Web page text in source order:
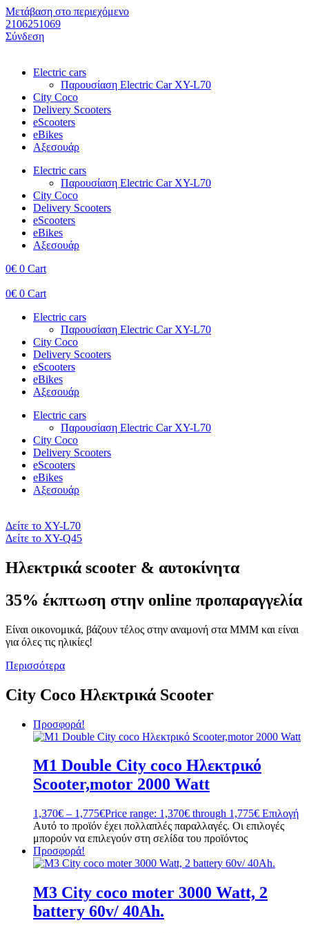
Μετάβαση στο περιεχόμενο
2106251069​
Σύνδεση
Electric cars
Παρουσίαση Electric Car XY-L70
City Coco
Delivery Scooters
eScooters
eBikes
Αξεσουάρ
Electric cars
Παρουσίαση Electric Car XY-L70
City Coco
Delivery Scooters
eScooters
eBikes
Αξεσουάρ
0€ 0 Cart
0€ 0 Cart
Electric cars
Παρουσίαση Electric Car XY-L70
City Coco
Delivery Scooters
eScooters
eBikes
Αξεσουάρ
Electric cars
Παρουσίαση Electric Car XY-L70
City Coco
Delivery Scooters
eScooters
eBikes
Αξεσουάρ
Δείτε το XY-L70
Δείτε το XY-Q45
Ηλεκτρικά scooter & αυτοκίνητα
35% έκπτωση στην online προπαραγγελία
Είναι οικονομικά, βάζουν τέλος στην αναμονή στα ΜΜΜ και είναι
για όλες τις ηλικίες!
Περισσότερα
City Coco Ηλεκτρικά Scooter
Προσφορά!
M1 Double City coco Ηλεκτρικό
Scooter,motor 2000 Watt
1,370€ – 1,775€Price range: 1,370€ through 1,775€ Επιλογή
Αυτό το προϊόν έχει πολλαπλές παραλλαγές. Οι επιλογές
μπορούν να επιλεγούν στη σελίδα του προϊόντος
Προσφορά!
M3 City coco moter 3000 Watt, 2
battery 60v/ 40Ah.